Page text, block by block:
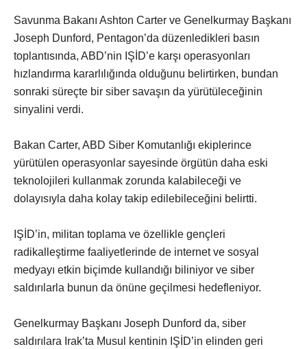
Savunma Bakanı Ashton Carter ve Genelkurmay Başkanı
Joseph Dunford, Pentagon’da düzenledikleri basın
toplantısında, ABD’nin IŞİD’e karşı operasyonları
hızlandırma kararlılığında olduğunu belirtirken, bundan
sonraki süreçte bir siber savaşın da yürütüleceğinin
sinyalini verdi.
Bakan Carter, ABD Siber Komutanlığı ekiplerince
yürütülen operasyonlar sayesinde örgütün daha eski
teknolojileri kullanmak zorunda kalabileceği ve
dolayısıyla daha kolay takip edilebileceğini belirtti.
IŞİD’in, militan toplama ve özellikle gençleri
radikalleştirme faaliyetlerinde de internet ve sosyal
medyayı etkin biçimde kullandığı biliniyor ve siber
saldırılarla bunun da önüne geçilmesi hedefleniyor.
Genelkurmay Başkanı Joseph Dunford da, siber
saldırılara Irak’ta Musul kentinin IŞİD’in elinden geri